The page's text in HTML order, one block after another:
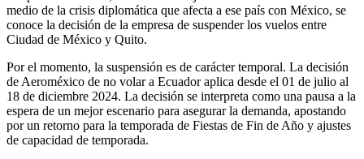
medio de la crisis diplomática que afecta a ese país con México, se
conoce la decisión de la empresa de suspender los vuelos entre
Ciudad de México y Quito.
Por el momento, la suspensión es de carácter temporal. La decisión
de Aeroméxico de no volar a Ecuador aplica desde el 01 de julio al
18 de diciembre 2024. La decisión se interpreta como una pausa a la
espera de un mejor escenario para asegurar la demanda, apostando
por un retorno para la temporada de Fiestas de Fin de Año y ajustes
de capacidad de temporada.